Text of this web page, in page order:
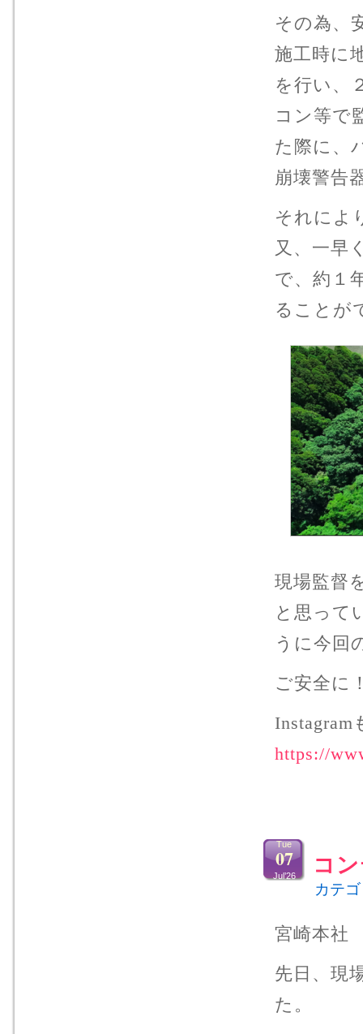
その為、
施工時に
を行い、
コン等で
た際に、
崩壊警告
それによ
又、一早
で、約１
ることが
現場監督
と思って
うに今回
ご安全に
https://
コ
Tue
07
Jul’26
カテ
宮崎本
先日、現
た。